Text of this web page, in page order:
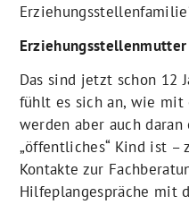
Erziehungsstellenmutter
Das sind jetzt schon 12
fühlt es sich an, wie mit
werden aber auch
„öffentliches“ Kind ist –
Kontakte zur
Hilfeplangespräche mit